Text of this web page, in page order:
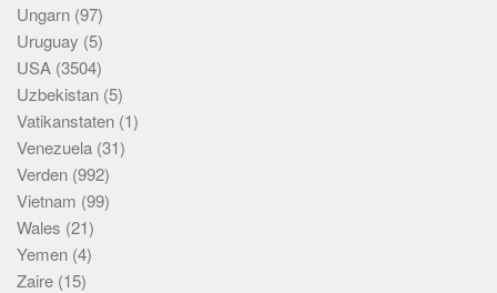
Ungarn (97)
Uruguay (5)
USA (3504)
Uzbekistan (5)
Vatikanstaten (1)
Venezuela (31)
Verden (992)
Vietnam (99)
Wales (21)
Yemen (4)
Zaire (15)